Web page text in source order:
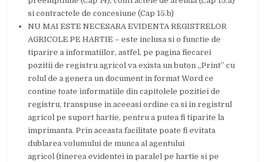
si contractele de concesiune (Cap 15.b)
NU MAI ESTE NECESARA EVIDENTA REGISTRELOR
AGRICOLE PE HARTIE – este inclusa si o functie de
tiparire a informatiilor, astfel, pe pagina fiecarei
pozitii de registru agricol va exista un buton „Print” cu
rolul de a genera un document in format Word ce
contine toate informatiile din capitolele pozitiei de
registru, transpuse in aceeasi ordine ca si in registrul
agricol pe suport hartie, pentru a putea fi tiparite la
imprimanta. Prin aceasta facilitate poate fi evitata
dublarea volumului de munca al agentului
agricol (tinerea evidentei in paralel pe hartie si pe